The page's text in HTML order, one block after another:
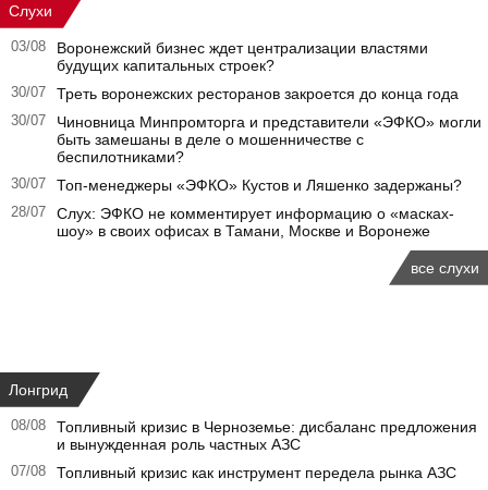
Слухи
03/08
Воронежский бизнес ждет централизации властями
будущих капитальных строек?
30/07 Треть воронежских ресторанов закроется до конца года
30/07
Чиновница Минпромторга и представители «ЭФКО» могли
быть замешаны в деле о мошенничестве с
беспилотниками?
30/07 Топ-менеджеры «ЭФКО» Кустов и Ляшенко задержаны?
28/07
Слух: ЭФКО не комментирует информацию о «масках-
шоу» в своих офисах в Тамани, Москве и Воронеже
все слухи
Лонгрид
08/08
Топливный кризис в Черноземье: дисбаланс предложения
и вынужденная роль частных АЗС
07/08 Топливный кризис как инструмент передела рынка АЗС